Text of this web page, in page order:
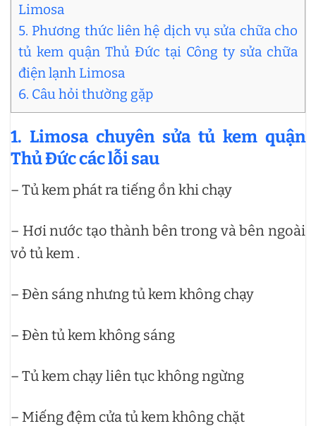
Limosa
5. Phương thức liên hệ dịch vụ sửa chữa cho
tủ kem quận Thủ Đức tại Công ty sửa chữa
điện lạnh Limosa
6. Câu hỏi thường gặp
1. Limosa chuyên sửa tủ kem quận
Thủ Đức các lỗi sau
– Tủ kem phát ra tiếng ồn khi chạy
– Hơi nước tạo thành bên trong và bên ngoài
vỏ tủ kem .
– Đèn sáng nhưng tủ kem không chạy
– Đèn tủ kem không sáng
– Tủ kem chạy liên tục không ngừng
– Miếng đệm cửa tủ kem không chặt